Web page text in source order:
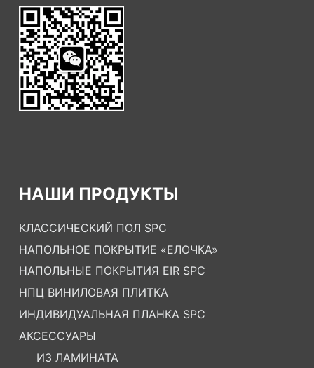
НАШИ ПРОДУКТЫ
КЛАССИЧЕСКИЙ ПОЛ SPC
НАПОЛЬНОЕ ПОКРЫТИЕ «ЕЛОЧКА»
НАПОЛЬНЫЕ ПОКРЫТИЯ EIR SPC
НПЦ ВИНИЛОВАЯ ПЛИТКА
ИНДИВИДУАЛЬНАЯ ПЛАНКА SPC
АКСЕССУАРЫ
ИЗ ЛАМИНАТА